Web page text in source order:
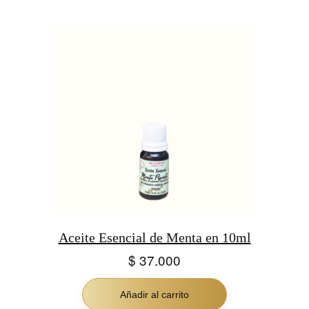
Aceite Esencial de Menta en 10ml
$ 37.000
Añadir al carrito